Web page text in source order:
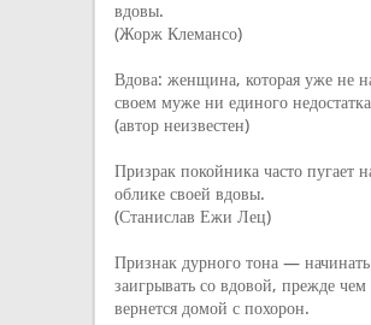
вдовы.
(Жорж Клемансо)
Вдова: женщина, которая уже не
своем муже ни единого
(автор неизвестен)
Призрак покойника часто пугает
облике своей вдовы.
(Станислав Ежи Лец)
Признак дурного тона — начинать
заигрывать со вдовой, прежде чем
вернется домой с похорон.